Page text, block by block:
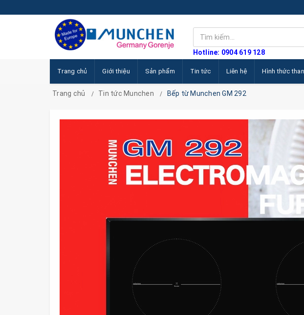
Hotline: 0904 619 128
Trang chủ Giới thiệu Sản phẩm Tin tức Liên hệ Hình thức
Trang chủ Tin tức Munchen Bếp từ Munchen GM 292